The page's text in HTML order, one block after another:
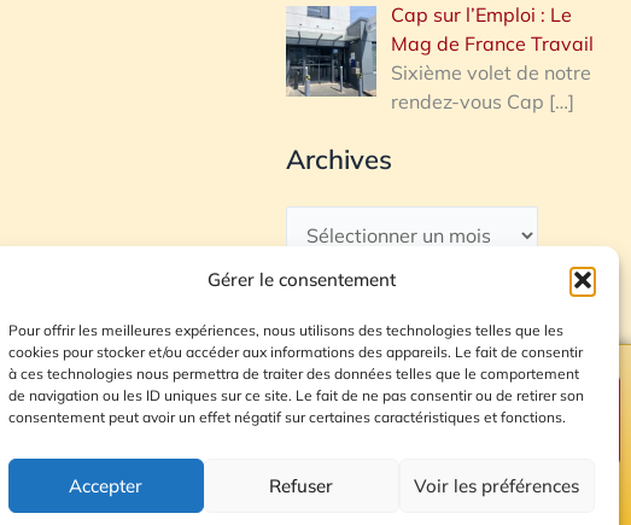
Gérer le consentement
Pour offrir les meilleures expériences, nous utilisons des technologies telles que les
cookies pour stocker et/ou accéder aux informations des appareils. Le fait de consentir
à ces technologies nous permettra de traiter des données telles que le comportement
de navigation ou les ID uniques sur ce site. Le fait de ne pas consentir ou de retirer son
consentement peut avoir un effet négatif sur certaines caractéristiques et fonctions.
Accepter Refuser Voir les préférences
Cap sur l’Emploi : Le
Mag de France Travail
Sixième volet de notre
rendez-vous Cap […]
Archives
Plan du site